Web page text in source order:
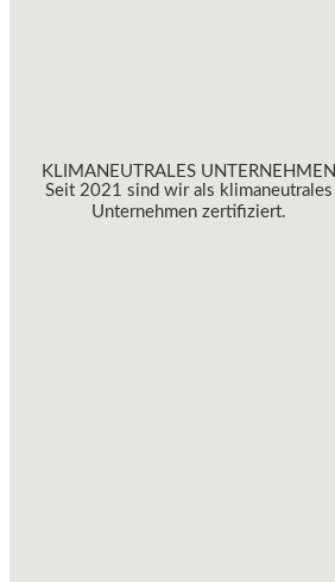
KLIMANEUTRALES UNTERNEHMEN
Seit 2021 sind wir als klimaneutrales
Unternehmen zertifiziert.